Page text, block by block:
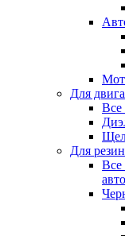
Для
Все
Для
Все